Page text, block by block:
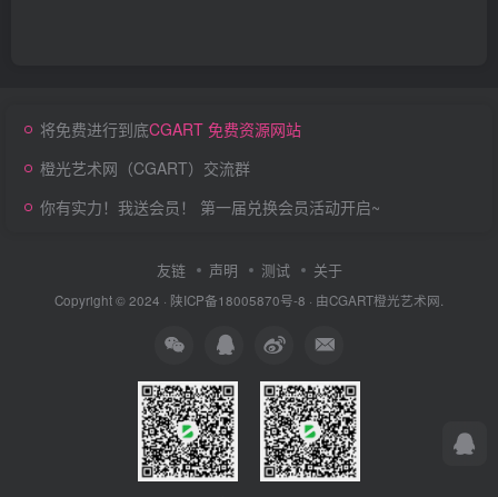
将免费进行到底CGART 免费资源网站
橙光艺术网（CGART）交流群
你有实力！我送会员！ 第一届兑换会员活动开启~
友链 声明 测试 关于
Copyright © 2024 · 陕ICP备18005870号-8 · 由CGART橙光艺术网.